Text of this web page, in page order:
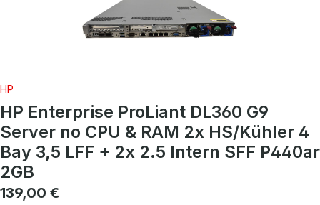
HP
HP Enterprise ProLiant DL360 G9
Server no CPU & RAM 2x HS/Kühler 4
Bay 3,5 LFF + 2x 2.5 Intern SFF P440ar
2GB
Regulärer Preis:
139,00 €